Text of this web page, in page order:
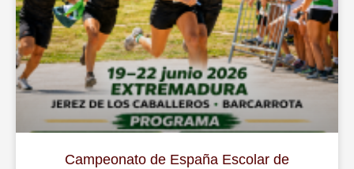
Campeonato de España Escolar de